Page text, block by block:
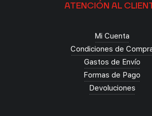
ATENCIÓN AL
Mi Cuenta
Condiciones de
Gastos de Envío
Formas de Pago
Devoluciones